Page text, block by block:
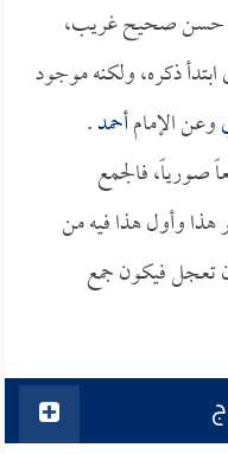
صحيح غريب،
ذكره، ولكنه موجود
وعن الإمامأحمد.
صورياً، فالجمع
وأول هذا فيه من
تعجل فيكون جمع